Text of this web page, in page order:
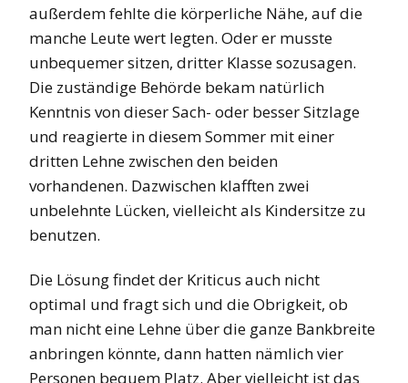
außerdem fehlte die körperliche Nähe, auf die
manche Leute wert legten. Oder er musste
unbequemer sitzen, dritter Klasse sozusagen.
Die zuständige Behörde bekam natürlich
Kenntnis von dieser Sach- oder besser Sitzlage
und reagierte in diesem Sommer mit einer
dritten Lehne zwischen den beiden
vorhandenen. Dazwischen klafften zwei
unbelehnte Lücken, vielleicht als Kindersitze zu
benutzen.
Die Lösung findet der Kriticus auch nicht
optimal und fragt sich und die Obrigkeit, ob
man nicht eine Lehne über die ganze Bankbreite
anbringen könnte, dann hatten nämlich vier
Personen bequem Platz. Aber vielleicht ist das